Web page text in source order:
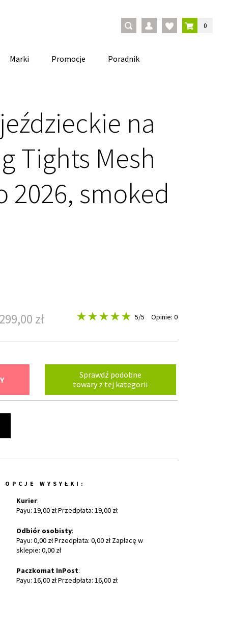
0
Marki Promocje Poradnik
na
Tights Mesh
2026, smoked
zł 5/5 Opinie: 0
Sprawdź podobne
towary z tej kategorii
OPCJE WYSYŁKI:
Kurier:
Payu: 19,00 zł Przedpłata: 19,00 zł
Odbiór osobisty:
Payu: 0,00 zł Przedpłata: 0,00 zł Zapłacę w
sklepie: 0,00 zł
Paczkomat InPost:
Payu: 16,00 zł Przedpłata: 16,00 zł